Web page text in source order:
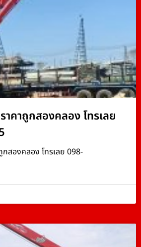
าคาถูกสองคลอง โทรเลย
กสองคลอง โทรเลย 098-